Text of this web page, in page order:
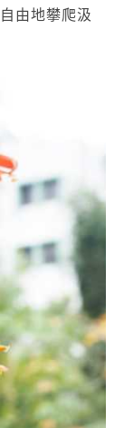
由地攀爬汲